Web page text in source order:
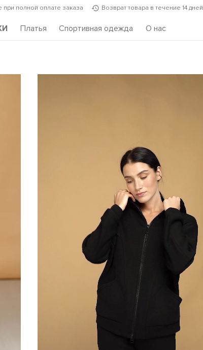
при полной оплате заказа Возврат товара в течение 14 дней
Платья Спортивная одежда О нас